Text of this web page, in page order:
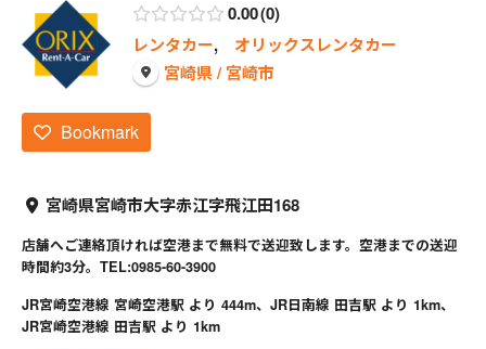
0.00 0
レンタカー, オリックスレンタカー
宮崎県 / 宮崎市
Bookmark
宮崎県宮崎市大字赤江字飛江田168
店舗へご連絡頂ければ空港まで無料で送迎致します。空港までの送迎
時間約3分。TEL:0985-60-3900
JR宮崎空港線 宮崎空港駅 より 444m、JR日南線 田吉駅 より 1km、
JR宮崎空港線 田吉駅 より 1km